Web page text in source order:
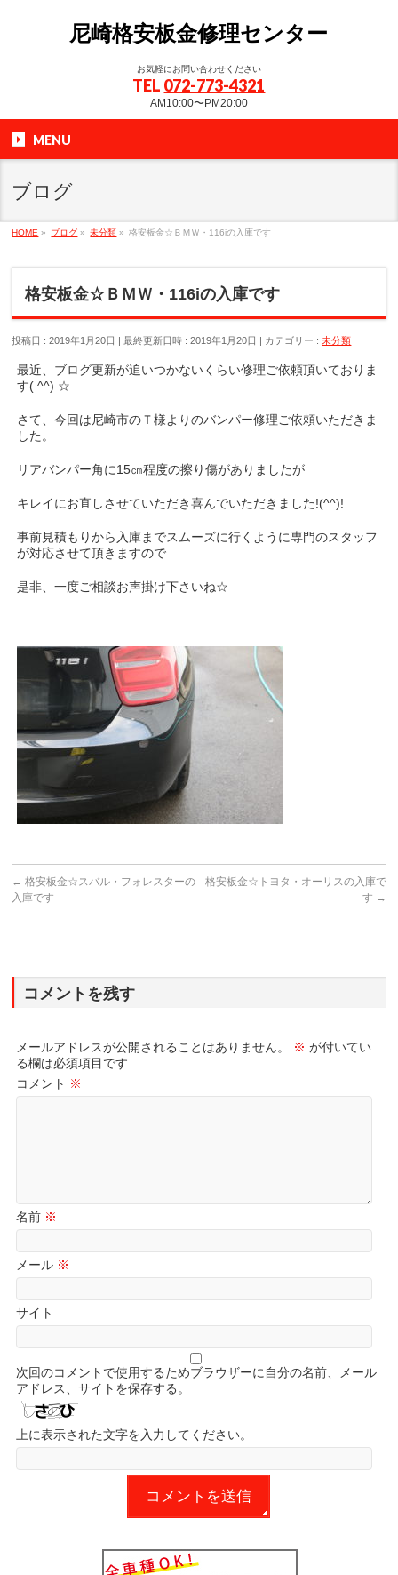
尼崎格安板金修理センター
お気軽にお問い合わせください
TEL 072-773-4321
AM10:00〜PM20:00
MENU
ブログ
HOME » ブログ » 未分類 » 格安板金☆ＢＭＷ・116iの入庫です
格安板金☆ＢＭＷ・116iの入庫です
投稿日 : 2019年1月20日 最終更新日時 : 2019年1月20日 カテゴリー :未分類
最近、ブログ更新が追いつかないくらい修理ご依頼頂いておりま
す( ^^) ☆
さて、今回は尼崎市のＴ様よりのバンパー修理ご依頼いただきま
した。
リアバンパー角に15㎝程度の擦り傷がありましたが
キレイにお直しさせていただき喜んでいただきました!(^^)!
事前見積もりから入庫までスムーズに行くように専門のスタッフ
が対応させて頂きますので
是非、一度ご相談お声掛け下さいね☆
← 格安板金☆スバル・フォレスターの
入庫です
格安板金☆トヨタ・オーリスの入庫で
す →
コメントを残す
メールアドレスが公開されることはありません。 ※ が付いてい
る欄は必須項目です
コメント ※
名前 ※
メール ※
サイト
次回のコメントで使用するためブラウザーに自分の名前、メール
アドレス、サイトを保存する。
上に表示された文字を入力してください。